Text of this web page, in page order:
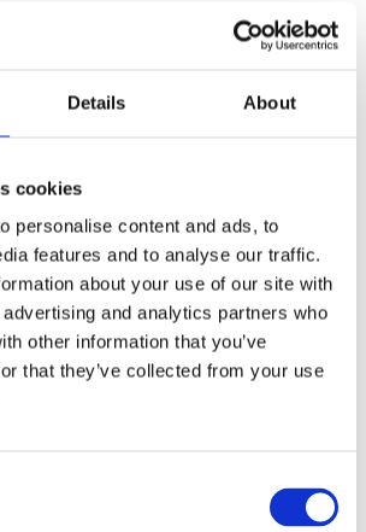
Details About
cookies
personalise content and ads, to
features and to analyse our traffic.
about your use of our site with
and analytics partners who
other information that you’ve
that they’ve collected from your use
från Fondaco
av kuddfodral, duk, 115x115 cm,
grytlapp och kökshandduk.
serien Ella tillför du en härlig